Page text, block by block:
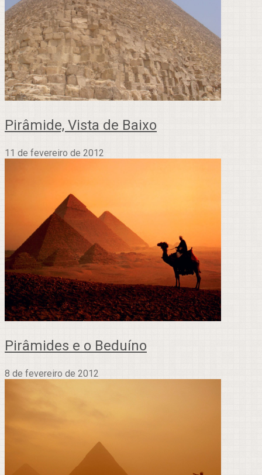
Pirâmide, Vista de Baixo
11 de fevereiro de 2012
Pirâmides e o Beduíno
8 de fevereiro de 2012